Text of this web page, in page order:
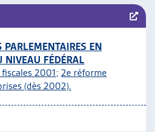
PARLEMENTAIRES EN
NIVEAU FÉDÉRAL
2001; 2e réforme
(dès 2002).